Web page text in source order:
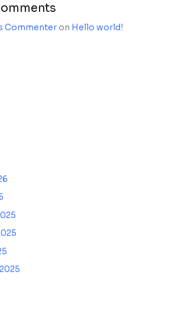
Commenteron Hello world!